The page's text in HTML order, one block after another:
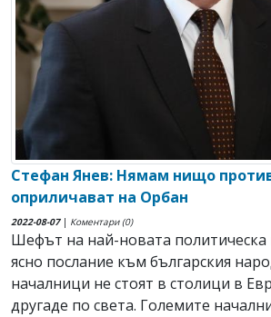
Стефан Янев: Нямам нищо
оприличават на Орбан
2022-08-07| Коментари (0)
Шефът на най-новата политическа
ясно послание към българския
началници не стоят в столици в
другаде по света. Големите